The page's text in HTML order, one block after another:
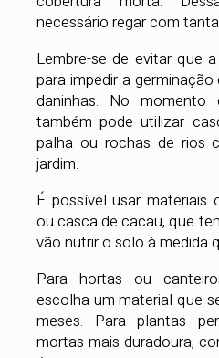
necessário regar com
Lembre-se de evitar que
para impedir a
daninhas. No
também pode utilizar
palha ou rochas de rios
jardim.
É possível usar materiais
ou casca de cacau, que
vão nutrir o solo à medida
Para hortas ou
escolha um material que
meses. Para plantas
mortas mais duradoura,